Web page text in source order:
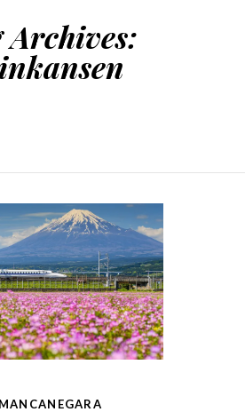
Archives:
MANCANEGARA